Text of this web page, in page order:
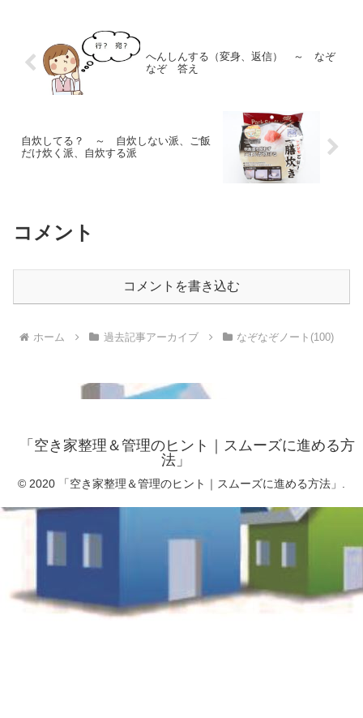
へんしんする（変身、返信） ～ なぞ
なぞ 答え
自炊してる？ ～ 自炊しない派、ご飯
だけ炊く派、自炊する派
コメント
コメントを書き込む
ホーム 過去記事アーカイブ なぞなぞノート(100)
「空き家整理＆管理のヒント｜スムーズに進める方
法」
© 2020 「空き家整理＆管理のヒント｜スムーズに進める方法」.